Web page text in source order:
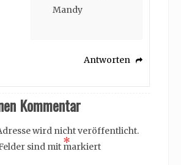
Mandy
Antworten
Kommentar
wird nicht veröffentlicht.
sind mit *
markiert